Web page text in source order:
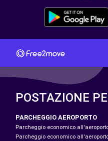
POSTAZIONE
PARCHEGGIO AEROPORTO
Parcheggio economico
Parcheggio economico